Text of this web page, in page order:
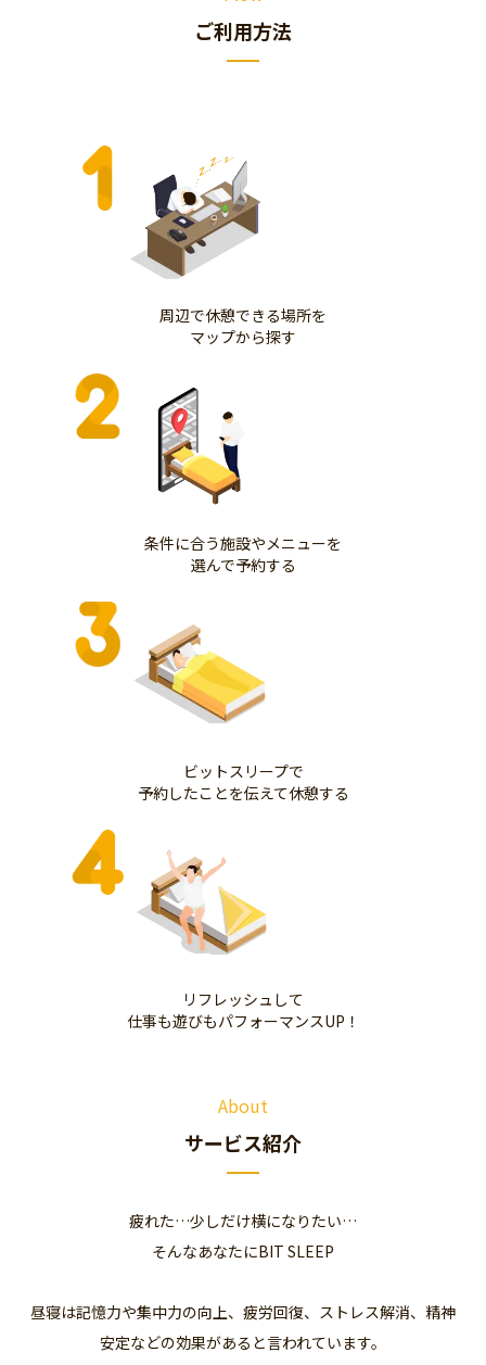
ご利用方法
周辺で休憩できる場所を
マップから探す
条件に合う施設やメニューを
選んで予約する
ビットスリープで
予約したことを伝えて休憩する
リフレッシュして
仕事も遊びもパフォーマンスUP！
About
サービス紹介
疲れた…少しだけ横になりたい…
そんなあなたにBIT SLEEP
昼寝は記憶力や集中力の向上、疲労回復、ストレス解消、精神
安定などの効果があると言われています。